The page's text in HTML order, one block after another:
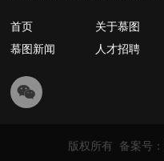
首页 关于慕图
慕图新闻
人才招聘
版权所有 备案号：